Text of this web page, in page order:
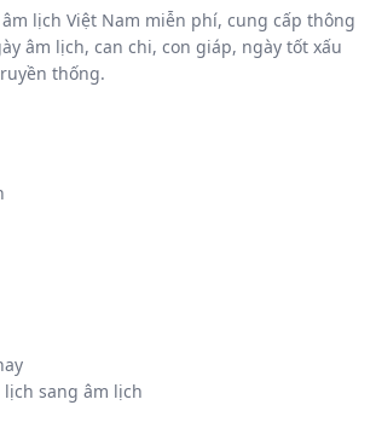
lịch Việt Nam miễn phí, cung cấp thông
âm lịch, can chi, con giáp, ngày tốt xấu
thống.
sang âm lịch